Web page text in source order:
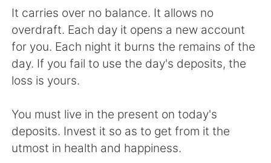
It carries over no balance. It allows no
overdraft. Each day it opens a new account
for you. Each night it burns the remains of the
day. If you fail to use the day's deposits, the
loss is yours.
You must live in the present on today's
deposits. Invest it so as to get from it the
utmost in health and happiness.